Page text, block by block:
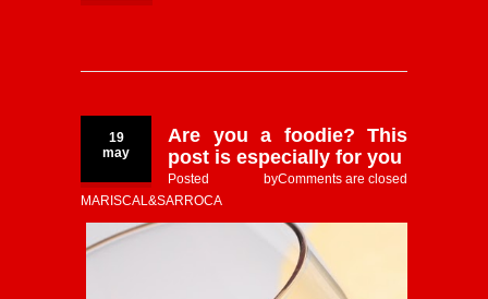
19
may
Are you a foodie? This
post is especially for you
Comments are closed
Posted by
MARISCAL&SARROCA